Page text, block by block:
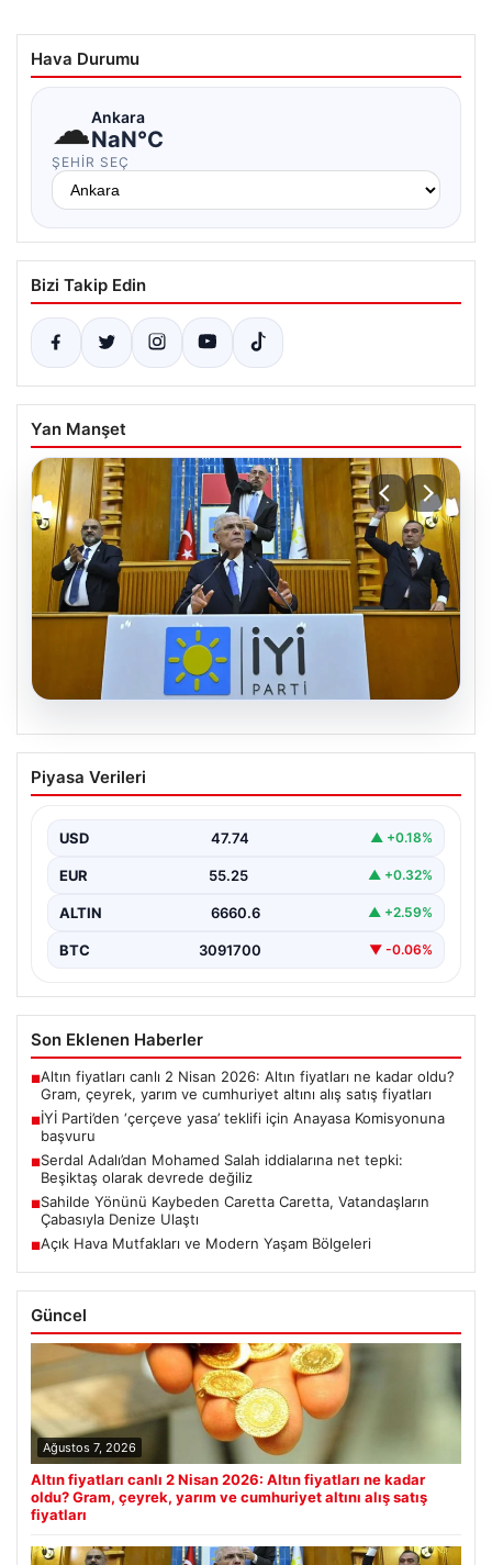
Hava Durumu
☁Ankara
NaN°C
ŞEHIR SEÇ
Bizi Takip Edin
Yan Manşet
İYİ Parti’den ‘çerçeve yasa’ teklifi için
Anayasa Komisyonuna başvuru
Piyasa Verileri
USD 47.74 ▲ +0.18%
EUR 55.25 ▲ +0.32%
ALTIN 6660.6 ▲ +2.59%
BTC 3091700 ▼ -0.06%
Son Eklenen Haberler
■Altın fiyatları canlı 2 Nisan 2026: Altın fiyatları ne kadar oldu?
Gram, çeyrek, yarım ve cumhuriyet altını alış satış fiyatları
■İYİ Parti’den ‘çerçeve yasa’ teklifi için Anayasa Komisyonuna
başvuru
■Serdal Adalı’dan Mohamed Salah iddialarına net tepki:
Beşiktaş olarak devrede değiliz
■Sahilde Yönünü Kaybeden Caretta Caretta, Vatandaşların
Çabasıyla Denize Ulaştı
■Açık Hava Mutfakları ve Modern Yaşam Bölgeleri
Güncel
Ağustos 7, 2026
Altın fiyatları canlı 2 Nisan 2026: Altın fiyatları ne kadar
oldu? Gram, çeyrek, yarım ve cumhuriyet altını alış satış
fiyatları